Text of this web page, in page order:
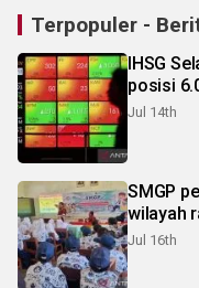
Terpopuler -
IHSG
posisi
Jul 14th
SMGP
wilayah
Jul 16th